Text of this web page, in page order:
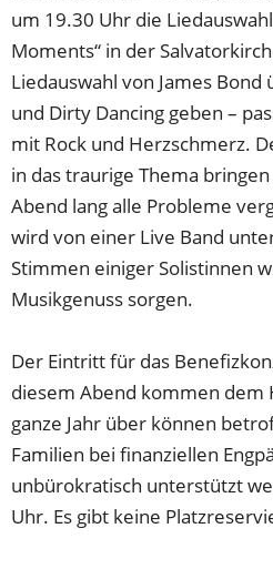
um 19.30 Uhr die
Moments“ in der
Liedauswahl von James Bond
und Dirty Dancing geben –
mit Rock und Herzschmerz.
in das traurige Thema
Abend lang alle Probleme
wird von einer Live Band
Stimmen einiger Solistinnen
Musikgenuss sorgen.
Der Eintritt für das
diesem Abend kommen dem
ganze Jahr über können
Familien bei finanziellen
unbürokratisch unterstützt
Uhr. Es gibt keine